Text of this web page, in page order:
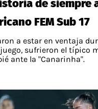
de siempre
FEM Sub 17
a estar en ventaja
sufrieron el típico
ante la "Canarinha".